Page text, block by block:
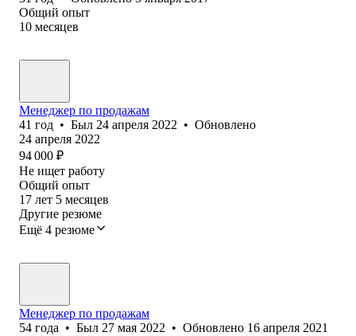
Общий опыт
10 месяцев
Менеджер по продажам
41 год • Был 24 апреля 2022 • Обновлено
24 апреля 2022
94 000 ₽
Не ищет работу
Общий опыт
17 лет 5 месяцев
Другие резюме
Ещё 4 резюме
Менеджер по продажам
54 года • Был 27 мая 2022 • Обновлено 16 апреля 2021